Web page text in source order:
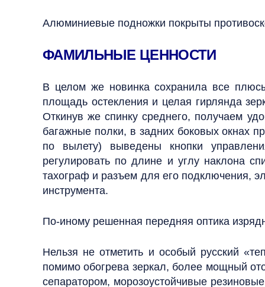
Алюминиевые подножки покрыты
ФАМИЛЬНЫЕ ЦЕННОСТИ
В целом же новинка сохранила все
площадь остекления и целая гирлянда
Откинув же спинку среднего, получаем
багажные полки, в задних боковых окнах
по вылету) выведены кнопки
регулировать по длине и углу наклона
тахограф и разъем для его подключения,
инструмента.
По-иному решенная передняя оптика
Нельзя не отметить и особый русский
помимо обогрева зеркал, более мощный
сепаратором, морозоустойчивые